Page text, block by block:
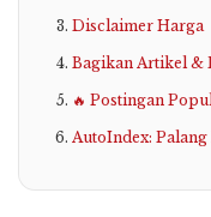
Disclaimer Harga
Bagikan Artikel &
🔥 Postingan
AutoIndex: